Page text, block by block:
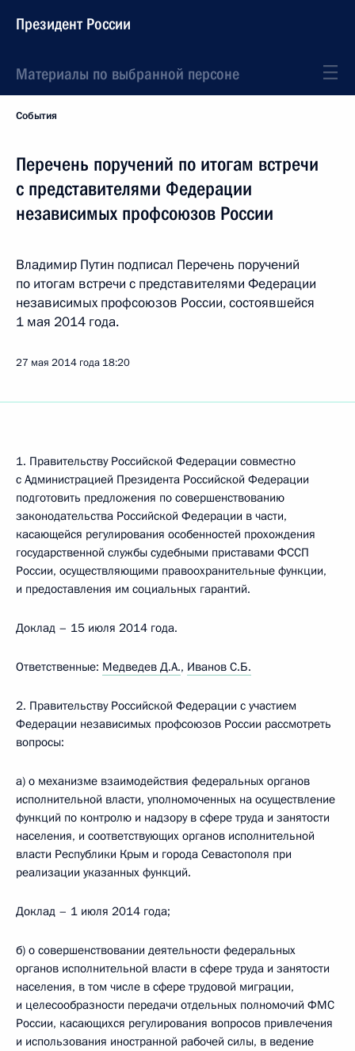
Президент России
Материалы по выбранной персоне
События
Перечень поручений по итогам встречи
с представителями Федерации
независимых профсоюзов России
Владимир Путин подписал Перечень поручений
по итогам встречи с представителями Федерации
независимых профсоюзов России, состоявшейся
1 мая 2014 года.
27 мая 2014 года 18:20
1. Правительству Российской Федерации совместно
с Администрацией Президента Российской Федерации
подготовить предложения по совершенствованию
законодательства Российской Федерации в части,
касающейся регулирования особенностей прохождения
государственной службы судебными приставами ФССП
России, осуществляющими правоохранительные функции,
и предоставления им социальных гарантий.
Доклад – 15 июля 2014 года.
Ответственные: Медведев Д.А., Иванов С.Б.
2. Правительству Российской Федерации с участием
Федерации независимых профсоюзов России рассмотреть
вопросы:
а) о механизме взаимодействия федеральных органов
исполнительной власти, уполномоченных на осуществление
функций по контролю и надзору в сфере труда и занятости
населения, и соответствующих органов исполнительной
власти Республики Крым и города Севастополя при
реализации указанных функций.
Доклад – 1 июля 2014 года;
б) о совершенствовании деятельности федеральных
органов исполнительной власти в сфере труда и занятости
населения, в том числе в сфере трудовой миграции,
и целесообразности передачи отдельных полномочий ФМС
России, касающихся регулирования вопросов привлечения
и использования иностранной рабочей силы, в ведение